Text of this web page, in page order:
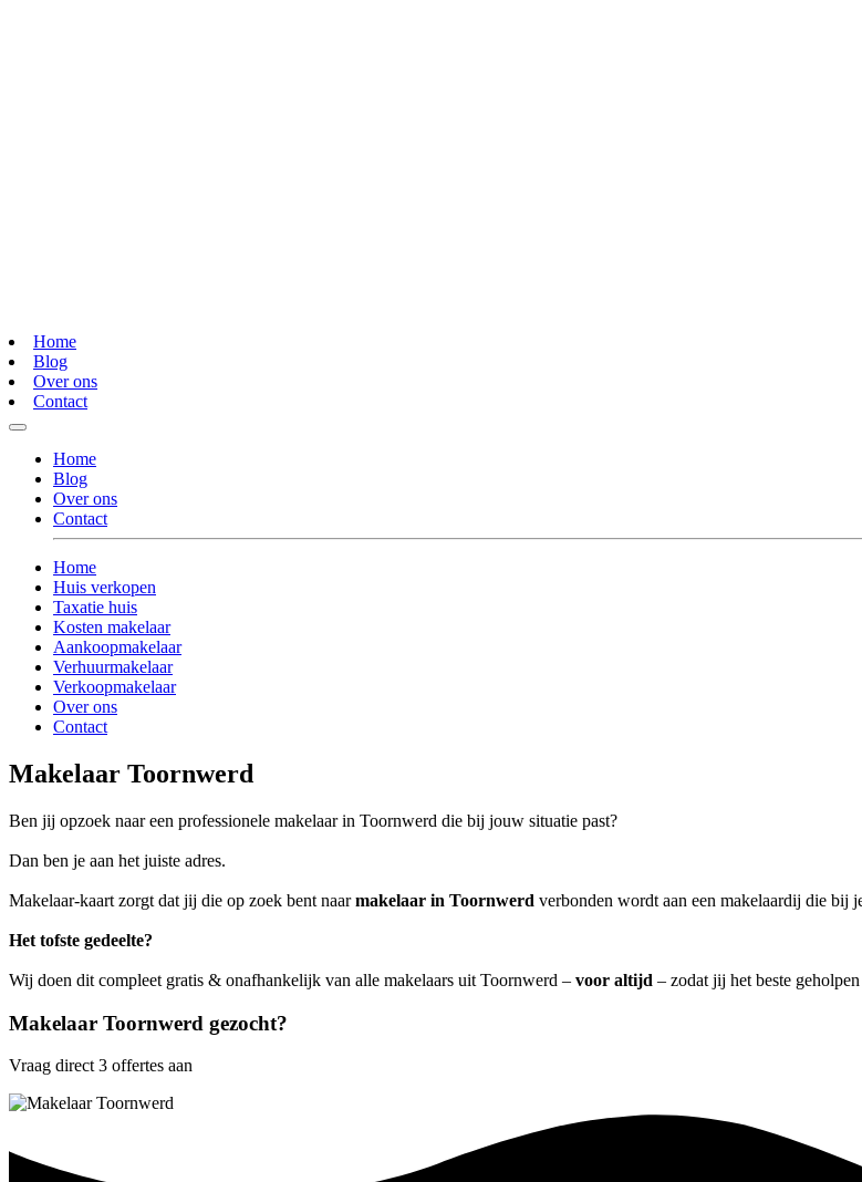
Home
Blog
Over ons
Contact
Home
Blog
Over ons
Contact
Home
Huis verkopen
Taxatie huis
Kosten makelaar
Aankoopmakelaar
Verhuurmakelaar
Verkoopmakelaar
Over ons
Contact
Makelaar Toornwerd
Ben jij opzoek naar een professionele makelaar in Toornwerd die bij jouw situatie past?
Dan ben je aan het juiste adres.
Makelaar-kaart zorgt dat jij die op zoek bent naarmakelaar in Toornwerd verbonden wordt aan een makelaardij die bij
Het tofste gedeelte?
Wij doen dit compleet gratis & onafhankelijk van alle makelaars uit Toornwerd – voor altijd – zodat jij het beste
Makelaar Toornwerd gezocht?
Vraag direct 3 offertes aan